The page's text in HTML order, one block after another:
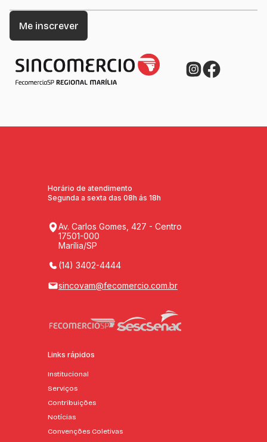
Horário de atendimento
Segunda a sexta das 08h ás 18h
Av. Carlos Gomes, 427 - Centro
17501-000
Marília/SP
(14) 3402-4444
sincovam@fecomercio.com.br
Links rápidos
Institucional
Serviços
Contribuições
Notícias
Convenções Coletivas